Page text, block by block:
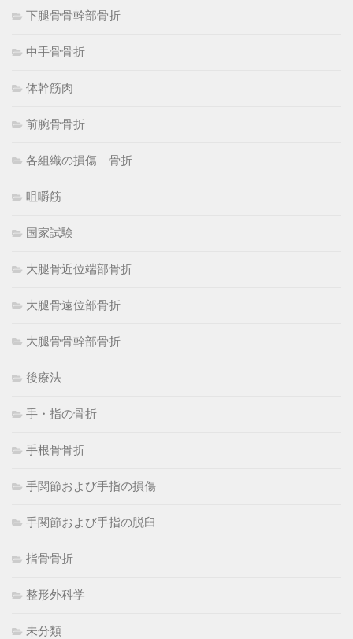
下腿骨骨幹部骨折
中手骨骨折
体幹筋肉
前腕骨骨折
各組織の損傷 骨折
咀嚼筋
国家試験
大腿骨近位端部骨折
大腿骨遠位部骨折
大腿骨骨幹部骨折
後療法
手・指の骨折
手根骨骨折
手関節および手指の損傷
手関節および手指の脱臼
指骨骨折
整形外科学
未分類